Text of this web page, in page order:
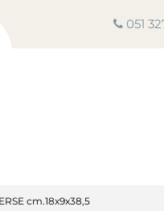
051
cm.18x9x38,5